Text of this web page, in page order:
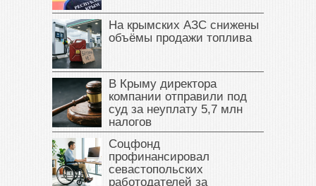
На крымских АЗС снижены
объёмы продажи топлива
В Крыму директора
компании отправили под
суд за неуплату 5,7 млн
налогов
Соцфонд
профинансировал
севастопольских
работодателей за